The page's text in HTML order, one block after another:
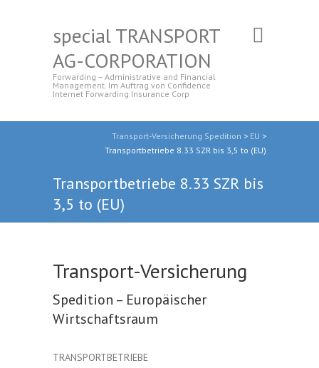
special TRANSPORT
AG-CORPORATION
Forwarding – Administrative and Financial
Management. Im Auftrag von Confidence
Internet Forwarding Insurance Corp
Transport-Versicherung Spedition > EU >
Transportbetriebe 8.33 SZR bis 3,5 to (EU)
Transportbetriebe 8.33 SZR bis
3,5 to (EU)
Transport-Versicherung
Spedition – Europäischer
Wirtschaftsraum
TRANSPORTBETRIEBE